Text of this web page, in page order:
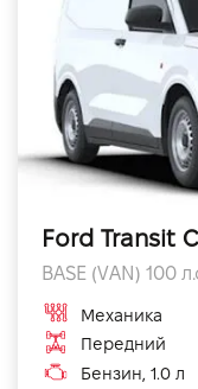
Ford Transit
BASE (VAN) 100
Механика
Передний
Бензин, 1.0 л
акціями,